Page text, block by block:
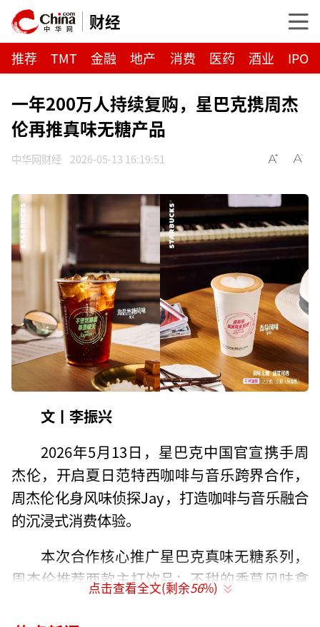
财经
推荐 TMT 金融 地产 消费 医药 酒业 IPO
一年200万人持续复购，星巴克携周杰
伦再推真味无糖产品
中华网财经 2026-05-13 16:19:51
文丨李振兴
2026年5月13日，星巴克中国官宣携手周
杰伦，开启夏日范特西咖啡与音乐跨界合作，
周杰伦化身风味侦探Jay，打造咖啡与音乐融合
的沉浸式消费体验。
本次合作核心推广星巴克真味无糖系列，
周杰伦推荐两款主打饮品：不甜的香草风味拿
铁、无糖海盐焦糖风味美式。该系列2025年4月
点击查看全文(剩余56%)